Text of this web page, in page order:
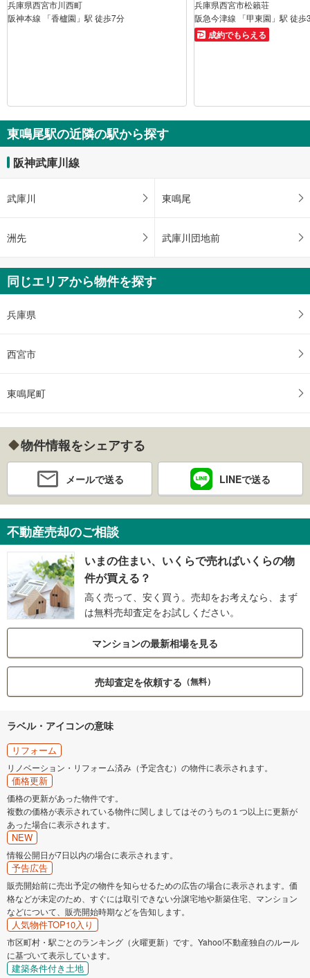
兵庫県西宮市川西町
阪神本線 「香櫨園」駅 徒歩7分
兵庫県西宮市松籟荘
阪急今津線 「甲東園」駅 徒歩
成約でもらえる
東鳴尾駅の近隣の駅から探す
阪神武庫川線
武庫川 東鳴尾
洲先 武庫川団地前
同じエリアから物件を探す
兵庫県
西宮市
東鳴尾町
物件情報をシェアする
メールで送る LINEで送る
不動産売却のご相談
いまの住まい、いくらで売ればいくらの物
件が買える？
高く売って、安く買う。売却をお考えなら、まず
は無料売却査定をお試しください。
マンションの最新相場を見る
売却査定を依頼する （無料）
ラベル・アイコンの意味
リフォーム
リノベーション・リフォーム済み（予定含む）の物件に表示されます。
価格更新
価格の更新があった物件です。
複数の価格が表示されている物件に関しましてはそのうちの１つ以上に更新が
あった場合に表示されます。
NEW
情報公開日が7日以内の場合に表示されます。
予告広告
販売開始前に売出予定の物件を知らせるための広告の場合に表示されます。価
格などが未定のため、すぐには取引できない分譲宅地や新築住宅、マンション
などについて、販売開始時期などを告知します。
人気物件TOP10入り
市区町村・駅ごとのランキング（火曜更新）です。Yahoo!不動産独自のルール
に基づいて表示しています。
建築条件付き土地